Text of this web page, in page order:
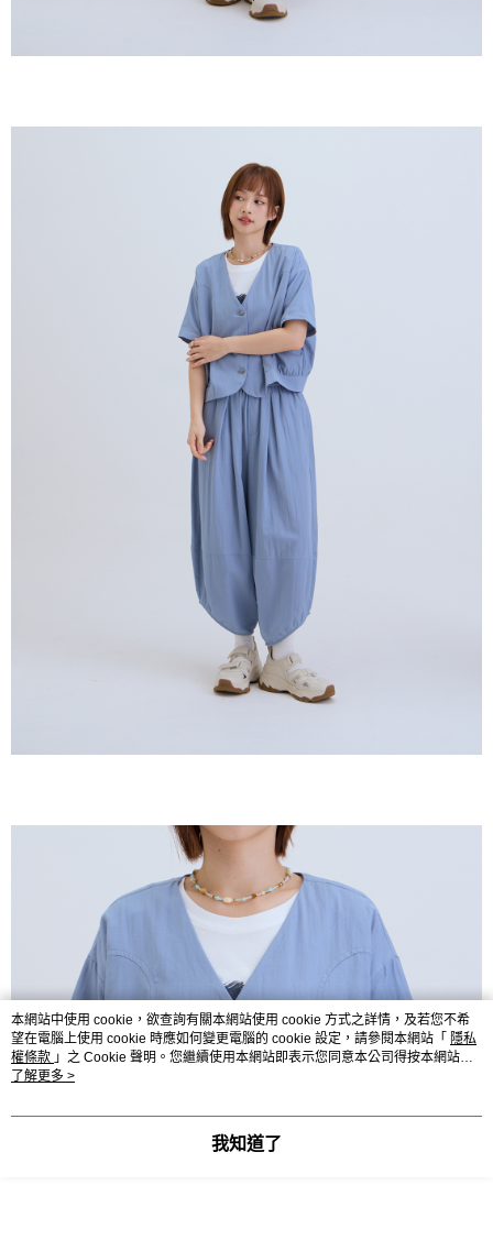
本網站中使用 cookie，欲查詢有關本網站使用 cookie 方式之詳情，及若您不希
望在電腦上使用 cookie 時應如何變更電腦的 cookie 設定，請參閱本網站「 隱私
權條款 」之 Cookie 聲明。您繼續使用本網站即表示您同意本公司得按本網站使
用條款之 Cookie 聲明使用 cookie。
了解更多 >
我知道了